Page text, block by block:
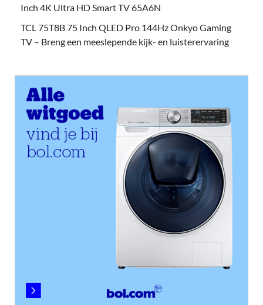
Inch 4K Ultra HD Smart TV 65A6N
TCL 75T8B 75 Inch QLED Pro 144Hz Onkyo Gaming
TV – Breng een meeslepende kijk- en luisterervaring